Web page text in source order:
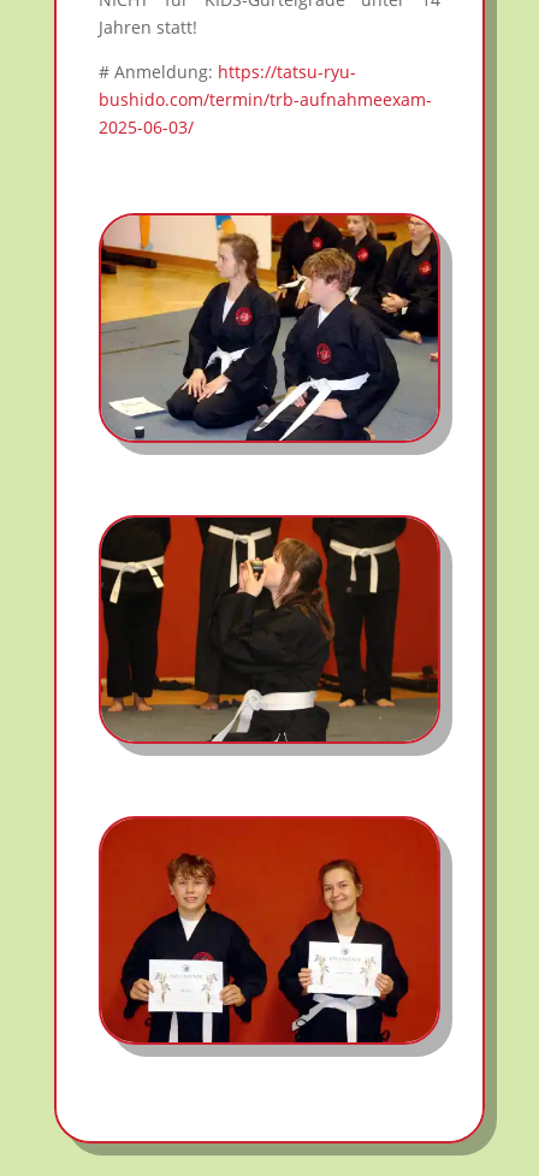
Jahren statt!
# Anmeldung: https://tatsu-ryu-
bushido.com/termin/trb-aufnahmeexam-
2025-06-03/